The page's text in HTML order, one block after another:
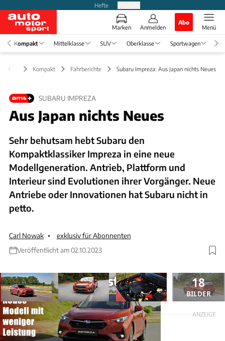
Hefte
Marken Anmelden
Abo
Menü
Kompakt Mittelklasse SUV Oberklasse Sportwagen
Kompakt Fahrberichte Subaru Impreza: Aus Japan nichts Neues
SUBARU IMPREZA
Aus Japan nichts Neues
Sehr behutsam hebt Subaru den
Kompaktklassiker Impreza in eine neue
Modellgeneration. Antrieb, Plattform und
Interieur sind Evolutionen ihrer Vorgänger. Neue
Antriebe oder Innovationen hat Subaru nicht in
petto.
Carl Nowak
exklusiv für Abonnenten
Veröffentlicht am 02.10.2023
18
BILDER
ANZEIGE